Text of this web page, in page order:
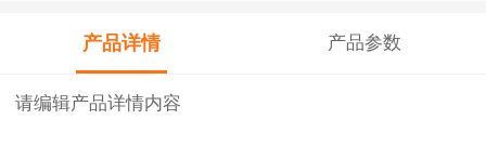
产品详情 产品参数
请编辑产品详情内容